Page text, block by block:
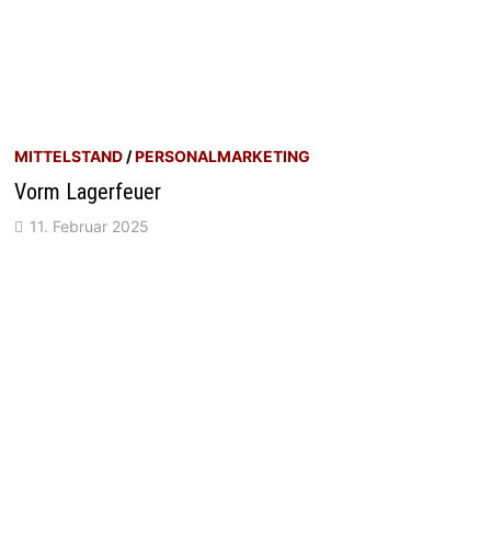
MITTELSTAND /PERSONALMARKETING
Vorm Lagerfeuer
11. Februar 2025